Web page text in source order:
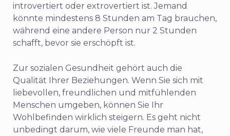
introvertiert oder extrovertiert ist. Jemand
könnte mindestens 8 Stunden am Tag brauchen,
während eine andere Person nur 2 Stunden
schafft, bevor sie erschöpft ist.
Zur sozialen Gesundheit gehört auch die
Qualität Ihrer Beziehungen. Wenn Sie sich mit
liebevollen, freundlichen und mitfühlenden
Menschen umgeben, können Sie Ihr
Wohlbefinden wirklich steigern. Es geht nicht
unbedingt darum, wie viele Freunde man hat,